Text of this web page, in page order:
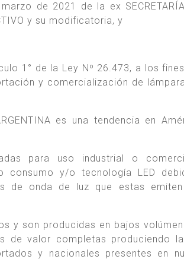
de 2021 de la ex SECRETARÍA
y su modificatoria, y
1° de la Ley Nº 26.473, a los
y comercialización de
es una tendencia en
para uso industrial o
y/o tecnología LED
de onda de luz que estas
y son producidas en bajos
de valor completas produciendo
y nacionales presentes en